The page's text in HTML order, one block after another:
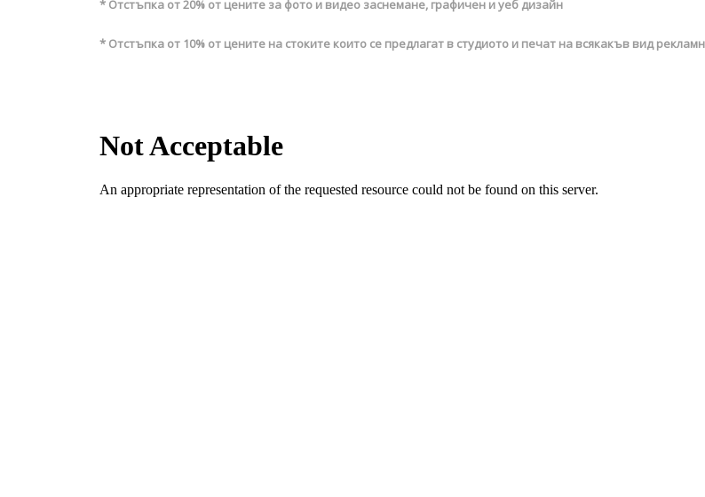
* Отстъпка от 20% от цените за фото и видео заснемане, графичен и уеб дизайн
* Отстъпка от 10% от цените на стоките които се предлагат в студиото и печат на всякакъв вид